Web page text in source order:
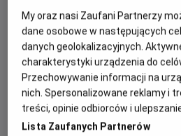
Gniezno -
Helios
Gorzów Wielkopolski-
Helios
Grudziądz-
Helios
Jelenia Góra-
Helios
Kalisz-
Helios
Katowice-
Helios
Kędzierzyn-Koźle-Helios
Kielce-
Helios
My oraz nasi Zaufani Partnerzy
dane osobowe w następujących
danych geolokalizacyjnych.
charakterystyki urządzenia do
Przechowywanie informacji na
nich. Spersonalizowane reklamy i
treści, opinie odbiorców i ulepszanie
Lista Zaufanych Partnerów